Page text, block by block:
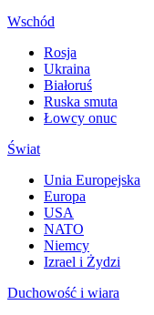
Wschód
Rosja
Ukraina
Białoruś
Ruska smuta
Łowcy onuc
Świat
Unia Europejska
Europa
USA
NATO
Niemcy
Izrael i Żydzi
Duchowość i wiara